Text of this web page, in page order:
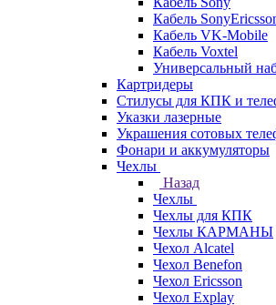
Кабель
Кабель VK-Mobile
Кабель Voxtel
Универсальный
Картридеры
Стилусы для КПК и
Указки лазерные
Украшения сотовых
Фонари и аккумуляторы
Чехлы
Назад
Чехлы
Чехлы для КПК
Чехлы КАРМАНЫ
Чехол Alcatel
Чехол Benefon
Чехол Ericsson
Чехол Explay